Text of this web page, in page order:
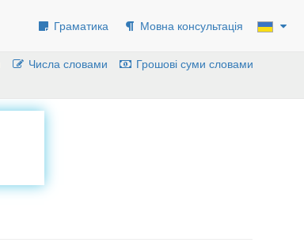
Граматика Мовна консультація
Числа словами
Грошові суми словами